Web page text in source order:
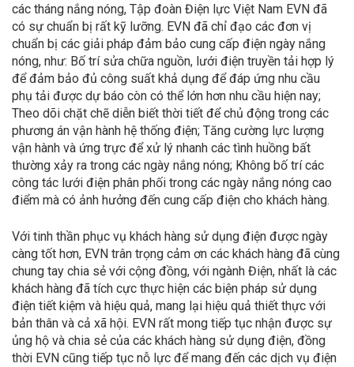
các tháng nắng nóng, Tập đoàn Điện lực Việt Nam EVN đã
có sự chuẩn bị rất kỹ lưỡng. EVN đã chỉ đạo các đơn vị
chuẩn bị các giải pháp đảm bảo cung cấp điện ngày nắng
nóng, như: Bố trí sửa chữa nguồn, lưới điện truyền tải hợp lý
để đảm bảo đủ công suất khả dụng để đáp ứng nhu cầu
phụ tải được dự báo còn có thể lớn hơn nhu cầu hiện nay;
Theo dõi chặt chẽ diễn biết thời tiết để chủ động trong các
phương án vận hành hệ thống điện; Tăng cường lực lượng
vận hành và ứng trực để xử lý nhanh các tình huồng bất
thường xảy ra trong các ngày nắng nóng; Không bố trí các
công tác lưới điện phân phối trong các ngày nắng nóng cao
điểm mà có ảnh hưởng đến cung cấp điện cho khách hàng.
Với tinh thần phục vụ khách hàng sử dụng điện được ngày
càng tốt hơn, EVN trân trọng cảm ơn các khách hàng đã cùng
chung tay chia sẻ với cộng đồng, với ngành Điện, nhất là các
khách hàng đã tích cực thực hiện các biện pháp sử dụng
điện tiết kiệm và hiệu quả, mang lại hiệu quả thiết thực với
bản thân và cả xã hội. EVN rất mong tiếp tục nhận được sự
ủng hộ và chia sẻ của các khách hàng sử dụng điện, đồng
thời EVN cũng tiếp tục nỗ lực để mang đến các dịch vụ điện